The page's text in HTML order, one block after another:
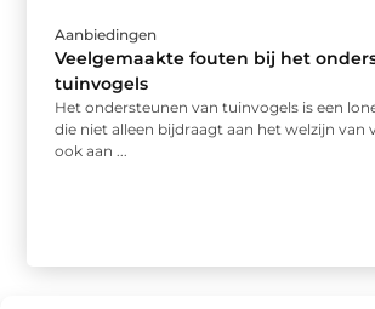
Aanbiedingen
Veelgemaakte fouten bij het
tuinvogels
Het ondersteunen van tuinvogels is een
die niet alleen bijdraagt aan het welzijn van
ook aan ...